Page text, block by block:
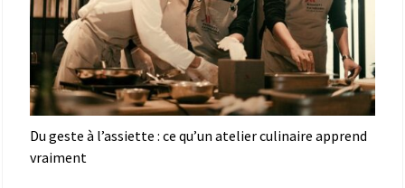
Du geste à l’assiette : ce qu’un atelier culinaire apprend
vraiment